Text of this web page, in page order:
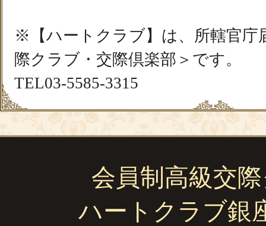
※【ハートクラブ】は、所轄官庁
際クラブ・交際倶楽部＞です。
TEL03-5585-3315
会員制高級交
ハートクラブ銀